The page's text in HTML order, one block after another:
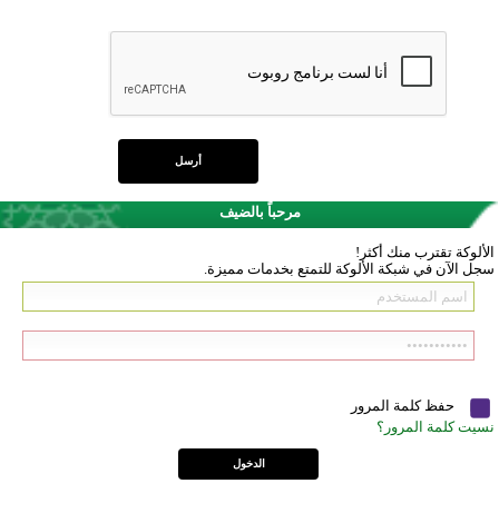
مرحباً بالضيف
الألوكة تقترب منك أكثر!
سجل الآن في شبكة الألوكة للتمتع بخدمات مميزة.
حفظ كلمة المرور
نسيت كلمة المرور؟